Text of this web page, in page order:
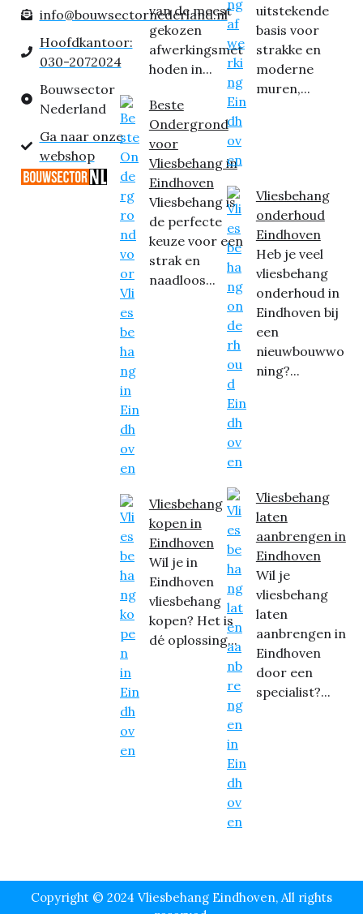
info@bouwsectornederland.nl
Hoofdkantoor:
030-2072024
Bouwsector
Nederland
Ga naar onze
webshop
van de meest
gekozen
afwerkingsmet
hoden in...
Beste
Ondergrond
voor
Vliesbehang in
Eindhoven
Vliesbehang is
de perfecte
keuze voor een
strak en
naadloos...
Vliesbehang
kopen in
Eindhoven
Wil je in
Eindhoven
vliesbehang
kopen? Het is
dé oplossing...
uitstekende
basis voor
strakke en
moderne
muren,...
Vliesbehang
onderhoud
Eindhoven
Heb je veel
vliesbehang
onderhoud in
Eindhoven bij
een
nieuwbouwwo
ning?...
Vliesbehang
laten
aanbrengen in
Eindhoven
Wil je
vliesbehang
laten
aanbrengen in
Eindhoven
door een
specialist?...
Copyright © 2024 Vliesbehang Eindhoven, All rights